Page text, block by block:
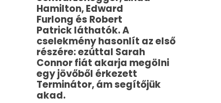
Hamilton, Edward
Furlong és Robert
Patrick láthatók. A
cselekmény hasonlít az első
részére: ezúttal Sarah
Connor fiát akarja megölni
egy jövőből érkezett
Terminátor, ám segítőjük
akad.